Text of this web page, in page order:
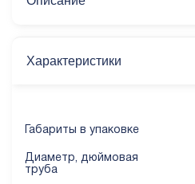
Характеристики
Габариты в упаковке
Диаметр, дюймовая
труба